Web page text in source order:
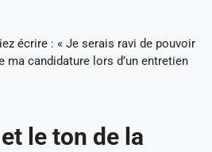
écrire : « Je serais ravi de pouvoir
ma candidature lors d’un entretien
le ton de la